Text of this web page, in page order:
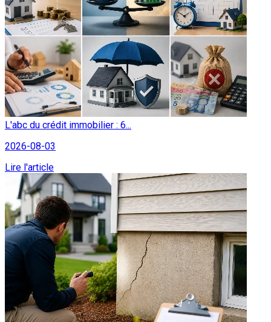
L'abc du crédit immobilier : 6...
2026-08-03
Lire l'article